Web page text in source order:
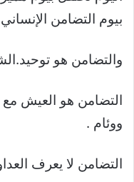
بيوم التضامن
والتضامن هو
التضامن هو العيش مع
ووئام .
التضامن لا يعرف